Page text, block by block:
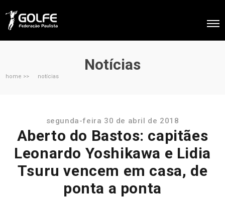
Notícias
home >> notícias
segunda-feira 30 de abril de 2018
Aberto do Bastos: capitães
Leonardo Yoshikawa e Lidia
Tsuru vencem em casa, de
ponta a ponta